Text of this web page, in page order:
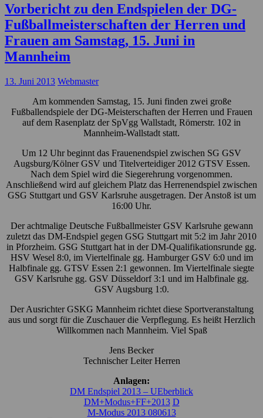
Vorbericht zu den Endspielen der DG-
Fußballmeisterschaften der Herren und
Frauen am Samstag, 15. Juni in
Mannheim
13. Juni 2013 Webmaster
Am kommenden Samstag, 15. Juni finden zwei große
Fußballendspiele der DG-Meisterschaften der Herren und Frauen
auf dem Rasenplatz der SpVgg Wallstadt, Römerstr. 102 in
Mannheim-Wallstadt statt.
Um 12 Uhr beginnt das Frauenendspiel zwischen SG GSV
Augsburg/Kölner GSV und Titelverteidiger 2012 GTSV Essen.
Nach dem Spiel wird die Siegerehrung vorgenommen.
Anschließend wird auf gleichem Platz das Herrenendspiel zwischen
GSG Stuttgart und GSV Karlsruhe ausgetragen. Der Anstoß ist um
16:00 Uhr.
Der achtmalige Deutsche Fußballmeister GSV Karlsruhe gewann
zuletzt das DM-Endspiel gegen GSG Stuttgart mit 5:2 im Jahr 2010
in Pforzheim. GSG Stuttgart hat in der DM-Qualifikationsrunde gg.
HSV Wesel 8:0, im Viertelfinale gg. Hamburger GSV 6:0 und im
Halbfinale gg. GTSV Essen 2:1 gewonnen. Im Viertelfinale siegte
GSV Karlsruhe gg. GSV Düsseldorf 3:1 und im Halbfinale gg.
GSV Augsburg 1:0.
Der Ausrichter GSKG Mannheim richtet diese Sportveranstaltung
aus und sorgt für die Zuschauer die Verpflegung. Es heißt Herzlich
Willkommen nach Mannheim. Viel Spaß
Jens Becker
Technischer Leiter Herren
Anlagen:
DM Endspiel 2013 – UEberblick
DM+Modus+FF+2013 D
M-Modus 2013 080613